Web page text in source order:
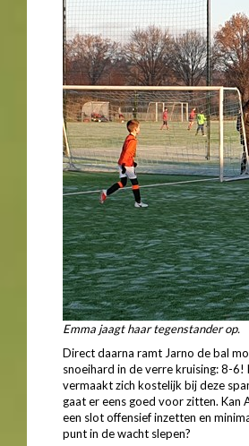
Emma jaagt haar tegenstander op.
Direct daarna ramt Jarno de bal
snoeihard in de verre kruising: 8-6!
vermaakt zich kostelijk bij deze
gaat er eens goed voor zitten. Kan
een slot offensief inzetten en
punt in de wacht slepen?